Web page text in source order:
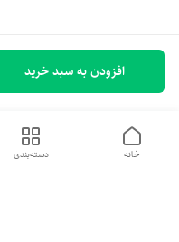
افزودن به سبد خرید
دسته‌بندی خانه